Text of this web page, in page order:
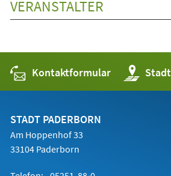
VERANSTALTER
Kontaktformular (Öffnet
in
einem
STADT PADERBORN
Am Hoppenhof 33
33104 Paderborn